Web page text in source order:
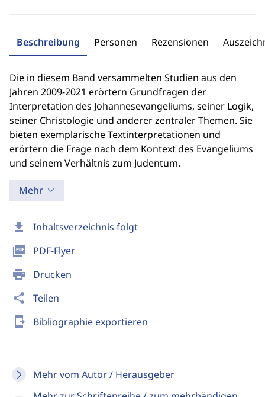
download Inhaltsverzeichnis folgt
picture_as_pdf PDF-Flyer
print Drucken
share Teilen
send_to_mobile Bibliographie exportieren
Mehr vom Autor / Herausgeber
Beschreibung Personen Rezensionen
Die in diesem Band versammelten Studien aus den
Jahren 2009-2021 erörtern Grundfragen der
Interpretation des Johannesevangeliums, seiner Logik,
seiner Christologie und anderer zentraler Themen. Sie
bieten exemplarische Textinterpretationen und
erörtern die Frage nach dem Kontext des Evangeliums
und seinem Verhältnis zum Judentum.
Mehr